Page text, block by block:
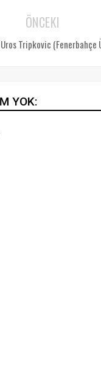
ÖNCEKI
Tripkovic (Fenerbahçe
YOK: